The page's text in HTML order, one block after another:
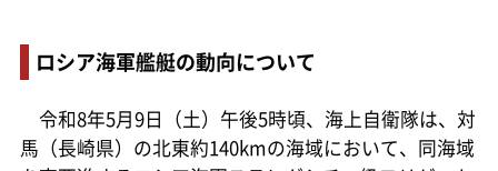
ロシア海軍艦艇の動向について
令和8年5月9日（土）午後5時頃、海上自衛隊は、対
馬（長崎県）の北東約140kmの海域において、同海域